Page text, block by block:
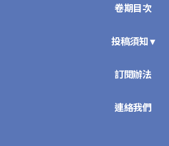
卷期目次
投稿須知 ▾
訂閱辦法
連絡我們